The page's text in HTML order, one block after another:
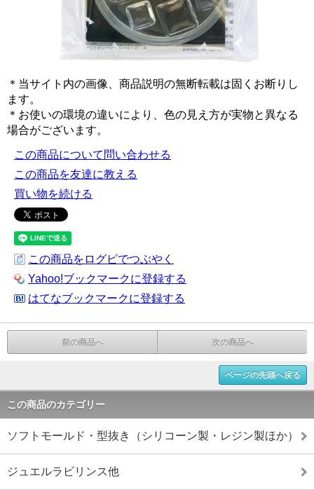
＊当サイト内の画像、商品説明の無断転載は固くお断りし
ます。
＊お使いの環境の違いにより、色の見え方が実物と異なる
場合がございます。
この商品について問い合わせる
この商品を友達に教える
買い物を続ける
この商品をログピでつぶやく
Yahoo!ブックマークに登録する
はてなブックマークに登録する
前の商品へ 次の商品へ
ページの先頭へ戻る
この商品のカテゴリー
ソフトモールド・型抜き（シリコーン製・レジン製ほか）
ジュエルラビリンス他